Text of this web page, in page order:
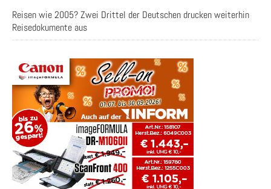
Reisen wie 2005? Zwei Drittel der Deutschen drucken weiterhin
Reisedokumente aus